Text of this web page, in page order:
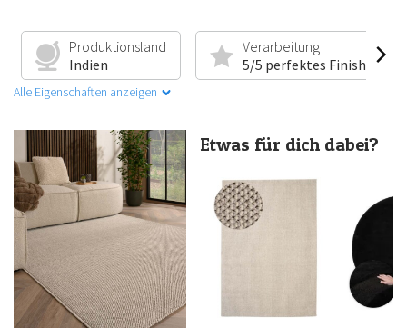
Produktionsland
Indien
Verarbeitung
5/5 perfektes Finish
Alle Eigenschaften anzeigen
Etwas für dich dabei?